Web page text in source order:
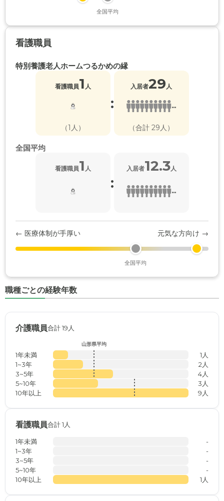
全国平均
看護職員
特別養護老人ホームつるかめの縁
看護職員1 人
（1人）
:
入居者29 人
...
（合計 29人）
全国平均
看護職員1 人
:
入居者12.3人
...
← 医療体制が手厚い 元気な方向け →
全国平均
職種ごとの経験年数
介護職員合計 19人
山形県平均
1年未満
1人
1~3年
2人
3~5年
4人
5~10年
3人
10年以上
9人
看護職員合計 1人
1年未満
-
1~3年
-
3~5年
-
5~10年
-
10年以上
1人